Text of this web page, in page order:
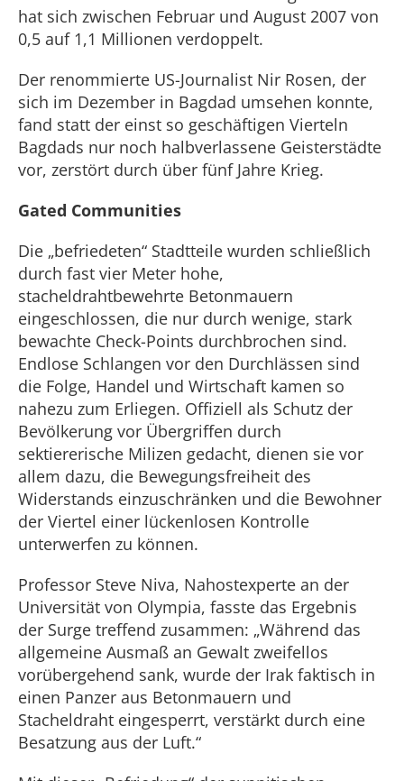
hat sich zwischen Februar und August 2007 von
0,5 auf 1,1 Millionen verdoppelt.
Der renommierte US-Journalist Nir Rosen, der
sich im Dezember in Bagdad umsehen konnte,
fand statt der einst so geschäftigen Vierteln
Bagdads nur noch halbverlassene Geisterstädte
vor, zerstört durch über fünf Jahre Krieg.
Gated Communities
Die „befriedeten“ Stadtteile wurden schließlich
durch fast vier Meter hohe,
stacheldrahtbewehrte Betonmauern
eingeschlossen, die nur durch wenige, stark
bewachte Check-Points durchbrochen sind.
Endlose Schlangen vor den Durchlässen sind
die Folge, Handel und Wirtschaft kamen so
nahezu zum Erliegen. Offiziell als Schutz der
Bevölkerung vor Übergriffen durch
sektiererische Milizen gedacht, dienen sie vor
allem dazu, die Bewegungsfreiheit des
Widerstands einzuschränken und die Bewohner
der Viertel einer lückenlosen Kontrolle
unterwerfen zu können.
Professor Steve Niva, Nahostexperte an der
Universität von Olympia, fasste das Ergebnis
der Surge treffend zusammen: „Während das
allgemeine Ausmaß an Gewalt zweifellos
vorübergehend sank, wurde der Irak faktisch in
einen Panzer aus Betonmauern und
Stacheldraht eingesperrt, verstärkt durch eine
Besatzung aus der Luft.“